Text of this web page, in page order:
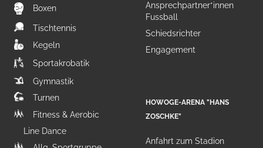
Boxen
Tischtennis
Kegeln
Sportakrobatik
Gymnastik
Turnen
Fitness & Aerobic
Line Dance
Ansprechpartner*innen
Fussball
Schiedsrichter
Engagement
HOWOGE-ARENA "HANS
ZOSCHKE"
Anfahrt zum Stadion